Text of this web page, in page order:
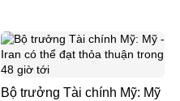
Bộ trưởng Tài chính Mỹ: Mỹ